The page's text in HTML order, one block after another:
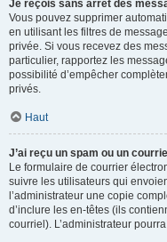
Je reçois sans arrêt des
Vous pouvez supprimer
en utilisant les filtres de
privée. Si vous recevez des
particulier, rapportez les
possibilité d’empêcher
privés.
Haut
J’ai reçu un spam ou un
Le formulaire de courrier
suivre les utilisateurs qui
l’administrateur une copie
d’inclure les en-têtes (ils
courriel). L’administrateur